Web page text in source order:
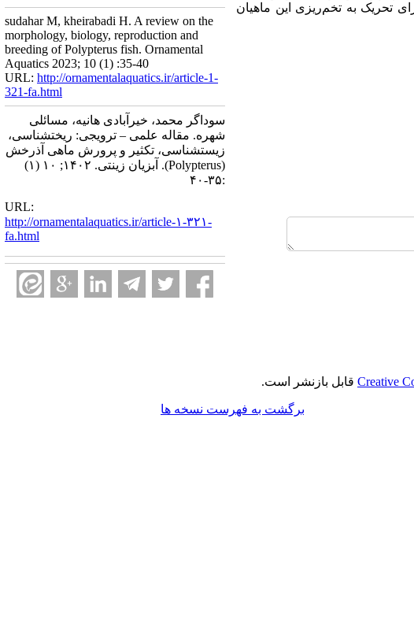
برای تحریک به تخم‌ریزی این ماهیان
sudahar M, kheirabadi H. A review on the
morphology, biology, reproduction and
breeding of Polypterus fish. Ornamental
Aquatics 2023; 10 (1) :35-40
URL: http://ornamentalaquatics.ir/article-1-
321-fa.html
سوداگر محمد، خیرآبادی هانیه، مسائلی
شهره. مقاله علمی – ترویجی:‌ ریختشناسی،
زیستشناسی، تکثیر و پرورش ماهی آذرخش
(Polypterus). آبزیان زینتی. ۱۴۰۲; ۱۰ (۱)
:۳۵-۴۰
URL:
http://ornamentalaquatics.ir/article-۱-۳۲۱-
fa.html
Creative قابل بازنشر است.
برگشت به فهرست نسخه ها